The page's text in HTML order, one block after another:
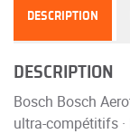
DESCRIPTION
DESCRIPTION
Bosch Bosch
ultra-compétitifs ·